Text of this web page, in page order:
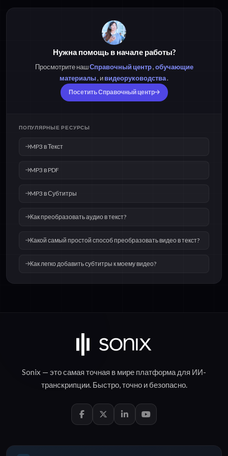
Нужна помощь в начале работы?
Просмотрите нашСправочный центр,обучающие
материалы, ивидеоруководства.
Посетить Справочный центр
ПОПУЛЯРНЫЕ РЕСУРСЫ
MP3 в Текст
MP3 в PDF
MP3 в Субтитры
Как преобразовать аудио в текст?
Какой самый простой способ преобразовать видео в текст?
Как легко добавить субтитры к моему видео?
Sonix — это самая точная в мире платформа для ИИ-
транскрипции. Быстро,точнои безопасно.